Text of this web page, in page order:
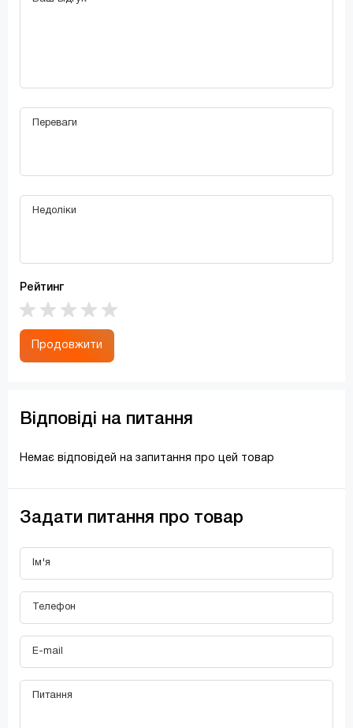
Рейтинг
Продовжити
Відповіді на питання
Немає відповідей на запитання про цей товар
Задати питання про товар